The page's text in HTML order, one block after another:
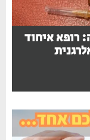
איחוד